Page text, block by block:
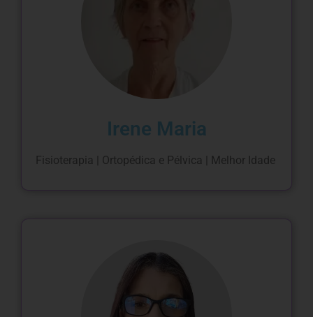
Irene Maria
Fisioterapia | Ortopédica e Pélvica | Melhor Idade